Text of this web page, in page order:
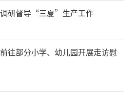
研督导“三夏”生产工作
往部分小学、幼儿园开展走访慰